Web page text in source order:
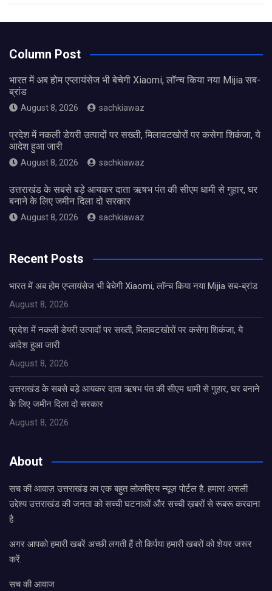
Column Post
भारत में अब होम एप्लायंसेज भी बेचेगी Xiaomi, लॉन्च किया नया Mijia सब-
ब्रांड
August 8, 2026 sachkiawaz
प्रदेश में नकली डेयरी उत्पादों पर सख्ती, मिलावटखोरों पर कसेगा शिकंजा, ये
आदेश हुआ जारी
August 8, 2026 sachkiawaz
उत्तराखंड के सबसे बड़े आयकर दाता ऋषभ पंत की सीएम धामी से गुहार, घर
बनाने के लिए जमीन दिला दो सरकार
August 8, 2026 sachkiawaz
Recent Posts
भारत में अब होम एप्लायंसेज भी बेचेगी Xiaomi, लॉन्च किया नया Mijia सब-ब्रांड
August 8, 2026
प्रदेश में नकली डेयरी उत्पादों पर सख्ती, मिलावटखोरों पर कसेगा शिकंजा, ये
आदेश हुआ जारी
August 8, 2026
उत्तराखंड के सबसे बड़े आयकर दाता ऋषभ पंत की सीएम धामी से गुहार, घर बनाने
के लिए जमीन दिला दो सरकार
August 8, 2026
About
सच की आवाज़ उत्तराखंड का एक बहुत लोकप्रिय न्यूज़ पोर्टल है. हमारा असली
उद्देश्य उत्तराखंड की जनता को सच्ची घटनाओं और सच्ची ख़बरों से रूबरू करवाना
है.
अगर आपको हमारी खबरें अच्छी लगती हैं तो किर्पया हमारी खबरों को शेयर जरूर
करें.
सच की आवाज